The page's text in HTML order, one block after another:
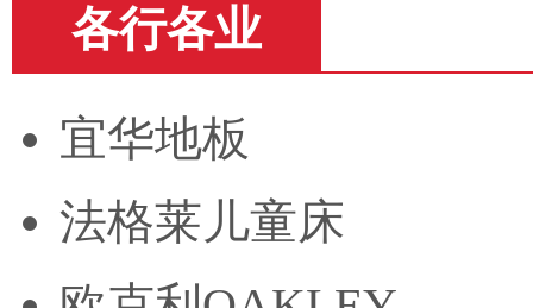
各行各业
宜华地板
法格莱儿童床